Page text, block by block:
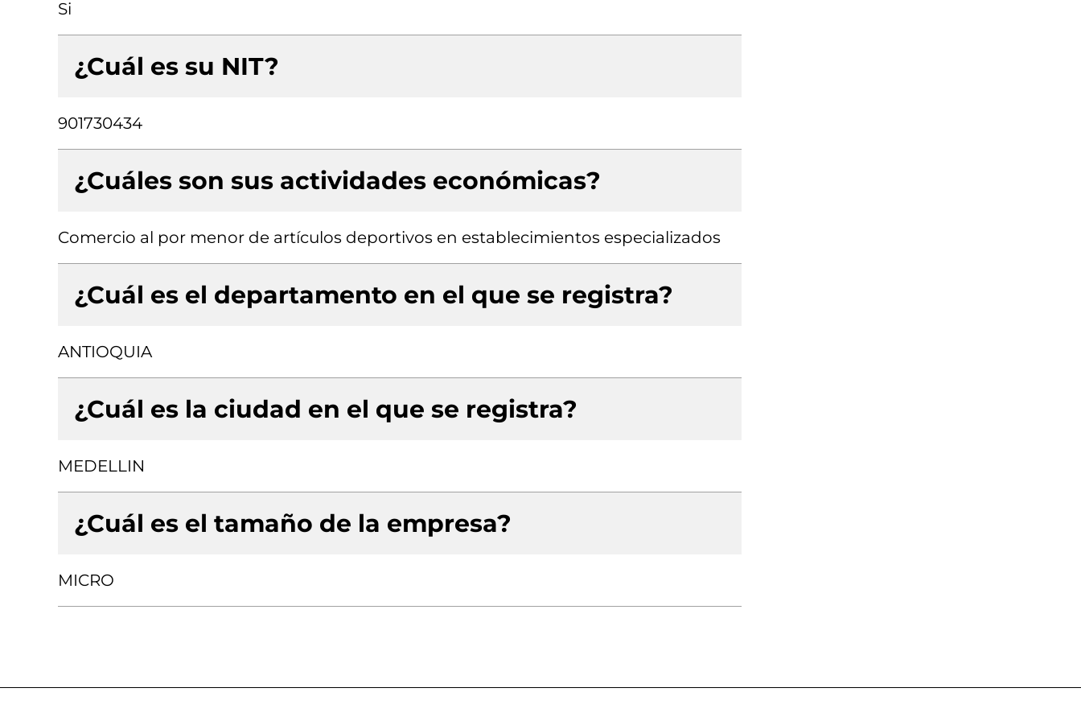
Si
¿Cuál es su NIT?
901730434
¿Cuáles son sus actividades económicas?
Comercio al por menor de artículos deportivos en establecimientos especializados
¿Cuál es el departamento en el que se registra?
ANTIOQUIA
¿Cuál es la ciudad en el que se registra?
MEDELLIN
¿Cuál es el tamaño de la empresa?
MICRO